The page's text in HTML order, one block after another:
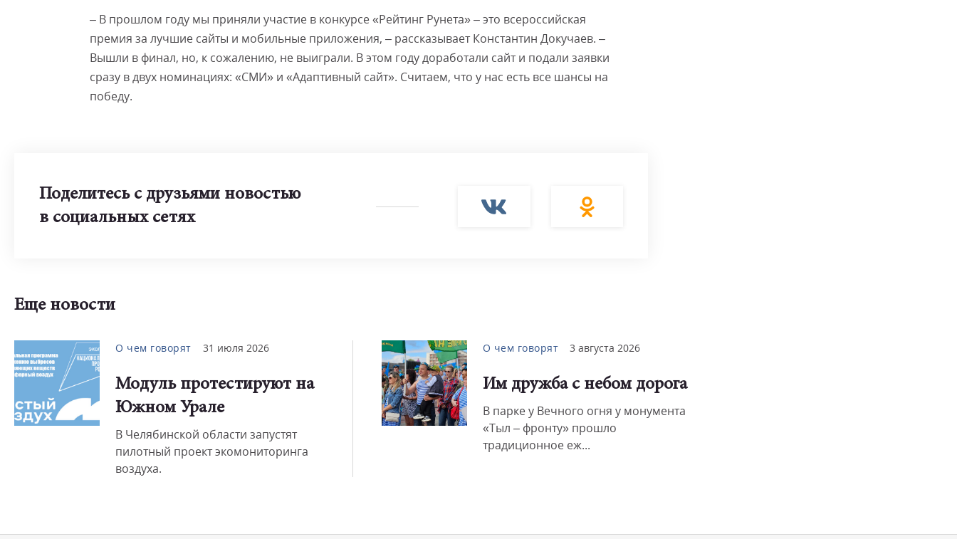
– В прошлом году мы приняли участие в конкурсе «Рейтинг Рунета» – это всероссийская
премия за лучшие сайты и мобильные приложения, – рассказывает Константин Докучаев. –
Вышли в финал, но, к сожалению, не выиграли. В этом году доработали сайт и подали заявки
сразу в двух номинациях: «СМИ» и «Адаптивный сайт». Считаем, что у нас есть все шансы на
победу.
Поделитесь с друзьями новостью
в социальных сетях
Еще новости
О чем говорят 31 июля 2026
Модуль протестируют на
Южном Урале
В Челябинской области запустят
пилотный проект экомониторинга
воздуха.
О чем говорят 3 августа 2026
Им дружба с небом дорога
В парке у Вечного огня у монумента
«Тыл – фронту» прошло
традиционное еж...